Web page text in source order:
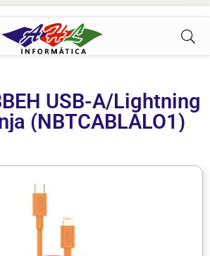
USB-A/Lightning
(NBTCABLALO1)